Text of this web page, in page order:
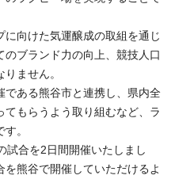
向けた気運醸成の取組を通じ
ブランド力の向上、競技人口
ません。
ある熊谷市と連携し、県内全
もらうよう取り組むなど、ラ
。
試合を2日間開催いたしまし
熊谷で開催していただけるよ